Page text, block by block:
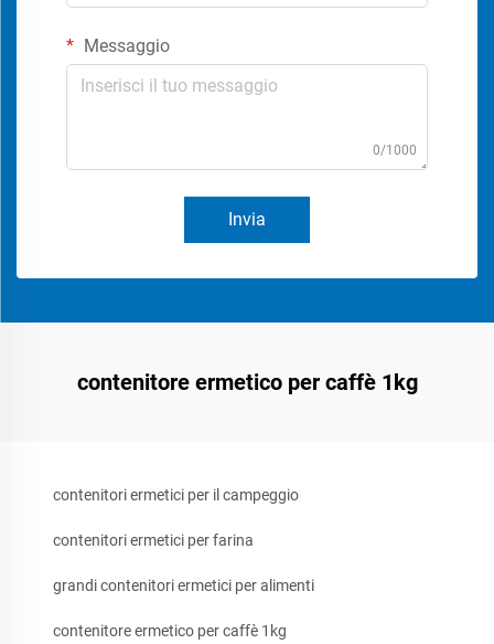
Messaggio
0/1000
Invia
contenitore ermetico per caffè 1kg
contenitori ermetici per il campeggio
contenitori ermetici per farina
grandi contenitori ermetici per alimenti
contenitore ermetico per caffè 1kg